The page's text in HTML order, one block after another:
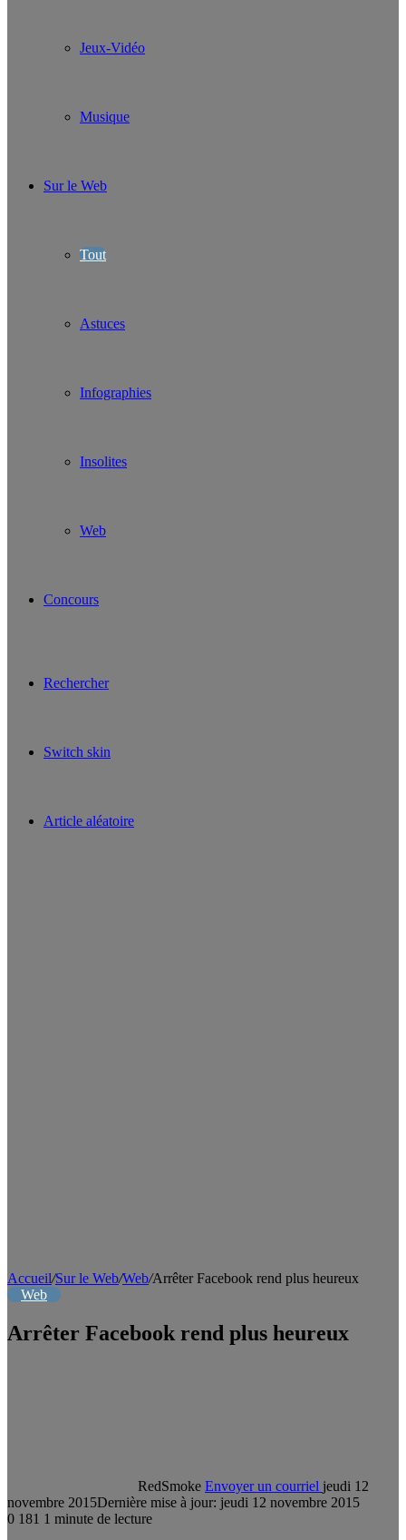
Jeux-Vidéo
Musique
Sur le Web
Tout
Astuces
Infographies
Insolites
Web
Concours
Rechercher
Switch skin
Article aléatoire
Accueil/Sur le Web/Web/Arrêter Facebook rend plus heureux
Web
Arrêter Facebook rend plus heureux
RedSmoke Envoyer un courriel jeudi 12
novembre 2015Dernière mise à jour: jeudi 12 novembre 2015
0 181 1 minute de lecture